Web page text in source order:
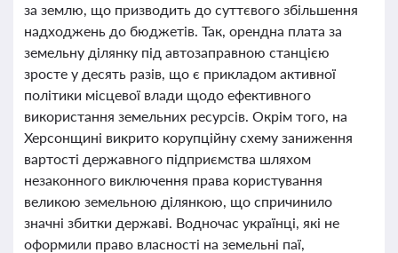
за землю, що призводить до суттєвого збільшення
надходжень до бюджетів. Так, орендна плата за
земельну ділянку під автозаправною станцією
зросте у десять разів, що є прикладом активної
політики місцевої влади щодо ефективного
використання земельних ресурсів. Окрім того, на
Херсонщині викрито корупційну схему заниження
вартості державного підприємства шляхом
незаконного виключення права користування
великою земельною ділянкою, що спричинило
значні збитки державі. Водночас українці, які не
оформили право власності на земельні паї,